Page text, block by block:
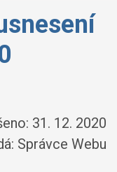
31. 12. 2020
Správce Webu